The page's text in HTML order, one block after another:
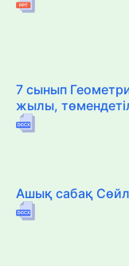
7 сынып
жылы,
Ашық сабақ